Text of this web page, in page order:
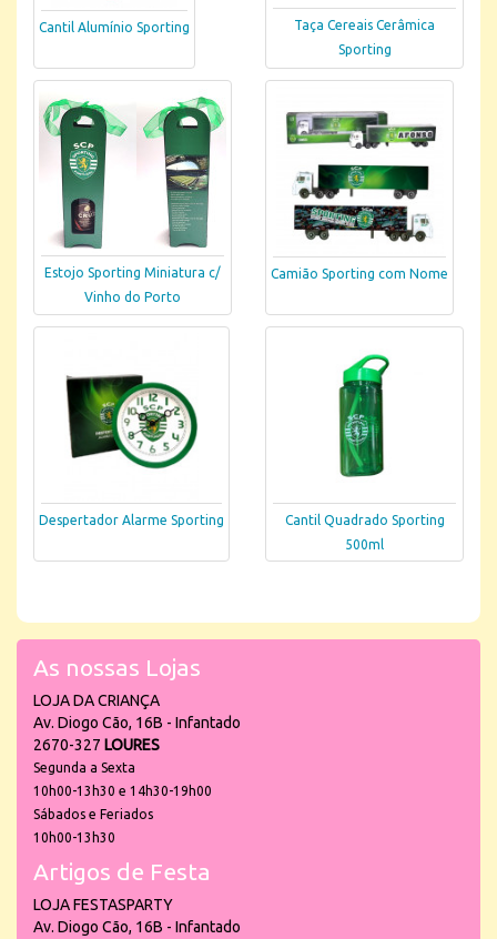
Cantil Alumínio Sporting
Taça Cereais Cerâmica
Sporting
Estojo Sporting Miniatura c/
Vinho do Porto
Camião Sporting com Nome
Despertador Alarme Sporting
Cantil Quadrado Sporting
500ml
As nossas Lojas
LOJA DA CRIANÇA
Av. Diogo Cão, 16B - Infantado
2670-327 LOURES
Segunda a Sexta
10h00-13h30 e 14h30-19h00
Sábados e Feriados
10h00-13h30
Artigos de Festa
LOJA FESTASPARTY
Av. Diogo Cão, 16B - Infantado